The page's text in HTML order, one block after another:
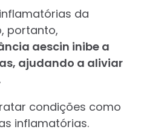
da
portanto,
aescin inibe a
ajudando a aliviar
condições como
inflamatórias.